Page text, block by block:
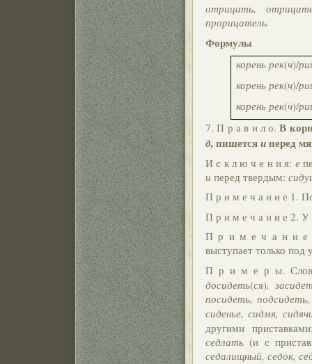
отрицать,
прорицатель.
Формулы
корень рек(ч)/
корень рек(ч)/
корень рек(ч)/
7. П р а в и л о.В
д, пишетсяиперед
И с к л ю ч е н и я: е
и перед твердым:
П р и м е ч а н и е 1.
П р и м е ч а н и е 2. У
П р и м е ч а н и е
выступает только под
П р и м е р ы.
досидеть(ся),
посидеть,
сиденье, сидмя,
другими
седлать (и с
седалищный, седок,